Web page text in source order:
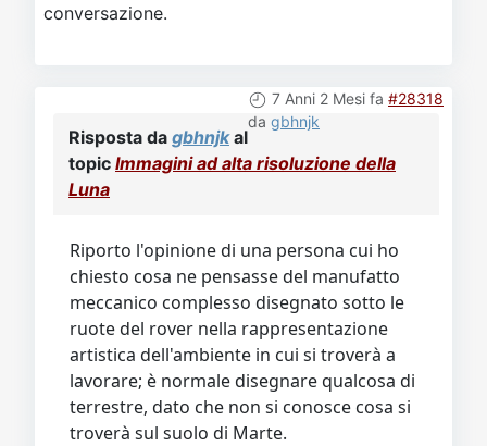
conversazione.
7 Anni 2 Mesi fa #28318
da gbhnjk
Risposta da gbhnjkal
topic Immagini ad alta risoluzione della
Luna
Riporto l'opinione di una persona cui ho
chiesto cosa ne pensasse del manufatto
meccanico complesso disegnato sotto le
ruote del rover nella rappresentazione
artistica dell'ambiente in cui si troverà a
lavorare; è normale disegnare qualcosa di
terrestre, dato che non si conosce cosa si
troverà sul suolo di Marte.